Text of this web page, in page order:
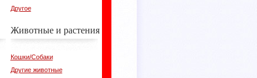
Другое
Животные и растения
Кошки/Собаки
Другие животные